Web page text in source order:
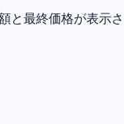
と最終価格が表示